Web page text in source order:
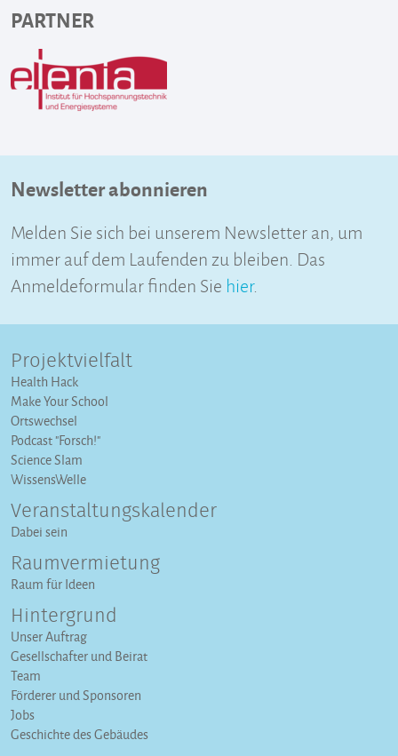
PARTNER
Newsletter abonnieren
Melden Sie sich bei unserem Newsletter an, um
immer auf dem Laufenden zu bleiben. Das
Anmeldeformular finden Sie hier.
Projektvielfalt
Health Hack
Make Your School
Ortswechsel
Podcast "Forsch!"
Science Slam
WissensWelle
Veranstaltungs­kalender
Dabei sein
Raumvermietung
Raum für Ideen
Hintergrund
Unser Auftrag
Gesellschafter und Beirat
Team
Förderer und Sponsoren
Jobs
Geschichte des Gebäudes